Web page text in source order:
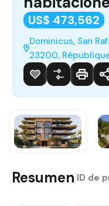
US$ 473,562
Dominicus, San
23200,
Resumen ID de